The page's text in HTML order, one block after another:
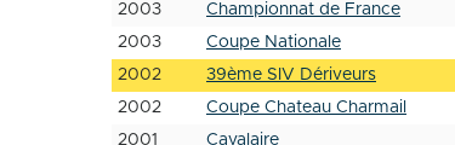
2003 Championnat de France
2003 Coupe Nationale
2002 39ème SIV Dériveurs
2002 Coupe Chateau Charmail
2001 Cavalaire